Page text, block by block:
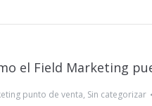
el Field Marketing
punto de venta, Sin categorizar